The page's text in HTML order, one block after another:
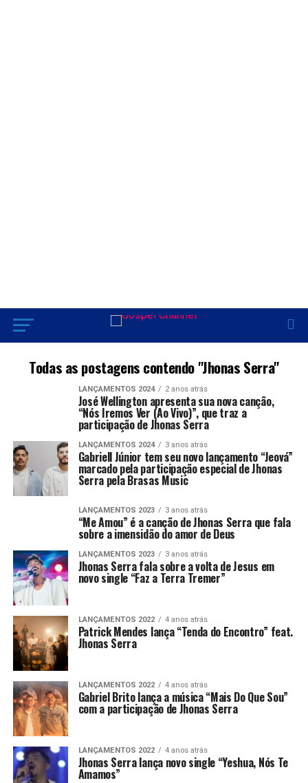
Todas as postagens contendo "Jhonas Serra"
LANÇAMENTOS 2024 2 anos atrás
José Wellington apresenta sua nova canção,
“Nós Iremos Ver (Ao Vivo)”, que traz a
participação de Jhonas Serra
LANÇAMENTOS 2024 3 anos atrás
Gabriell Júnior tem seu novo lançamento “Jeová”
marcado pela participação especial de Jhonas
Serra pela Brasas Music
LANÇAMENTOS 2023 3 anos atrás
“Me Amou” é a canção de Jhonas Serra que fala
sobre a imensidão do amor de Deus
LANÇAMENTOS 2023 3 anos atrás
Jhonas Serra fala sobre a volta de Jesus em
novo single “Faz a Terra Tremer”
LANÇAMENTOS 2022 4 anos atrás
Patrick Mendes lança “Tenda do Encontro” feat.
Jhonas Serra
LANÇAMENTOS 2022 4 anos atrás
Gabriel Brito lança a música “Mais Do Que Sou”
com a participação de Jhonas Serra
LANÇAMENTOS 2022 4 anos atrás
Jhonas Serra lança novo single “Yeshua, Nós Te
Amamos”